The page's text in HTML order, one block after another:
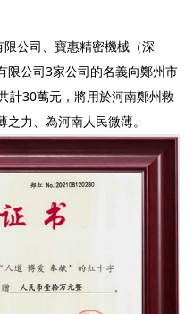
公司、寶惠精密機械（深
限公司3家公司的名義向鄭州市
計30萬元，將用於河南鄭州救
力、為河南人民微薄。